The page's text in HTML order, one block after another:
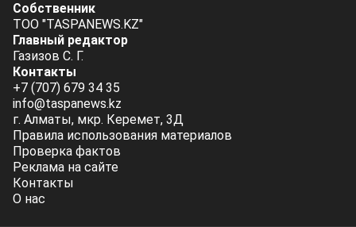
Собственник
ТОО "TASPANEWS.KZ"
Главный редактор
Газизов С. Г.
Контакты
+7 (707) 679 34 35
info@taspanews.kz
г. Алматы, мкр. Керемет, 3Д
Правила использования материалов
Проверка фактов
Реклама на сайте
Контакты
О нас